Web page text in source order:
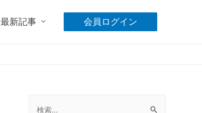
最新記事 会員ログイン